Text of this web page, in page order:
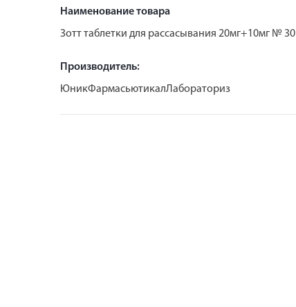
Наименование товара
Зотт таблетки для рассасывания 20мг+10мг № 30
Производитель:
ЮникФармасьютикалЛабораториз